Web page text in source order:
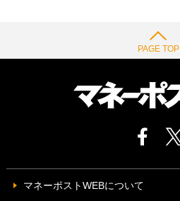
PAGE TOP
マネーポストWEBについて